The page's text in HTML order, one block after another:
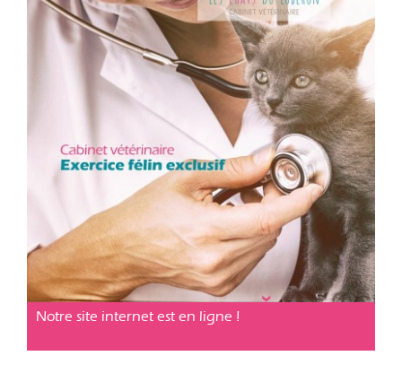
Cabinet vétérinaire Cavaillon
Posté le 29 jan. 2019
Notre site internet est en ligne !